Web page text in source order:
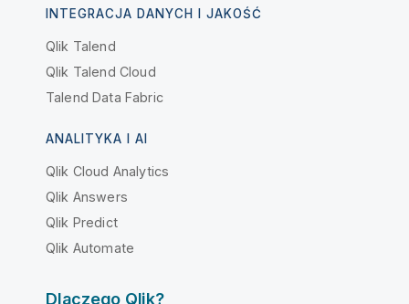
INTEGRACJA DANYCH I JAKOŚĆ
Qlik Talend
Qlik Talend Cloud
Talend Data Fabric
ANALITYKA I AI
Qlik Cloud Analytics
Qlik Answers
Qlik Predict
Qlik Automate
Dlaczego Qlik?